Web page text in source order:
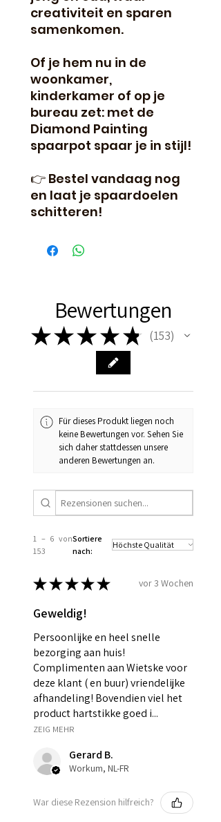
creativiteit en sparen
samenkomen.
Of je hem nu in de
woonkamer,
kinderkamer of op je
bureau zet: met de
Diamond Painting
spaarpot spaar je in stijl!
👉 Bestel vandaag nog
en laat je spaardoelen
schitteren!
Bewertungen
★★★ ★ ★ 153
153
Für dieses Produkt liegen noch
keine Bewertungen vor. Sehen Sie
sich daher stattdessen unsere
anderen Bewertungen an.
1 – 6 von
153
Sortiere
nach:
★★★★★ vor 3 Wochen
Geweldig!
Persoonlijke en heel snelle
bezorging aan huis!
Complimenten aan Wietske voor
deze klant ( en buur) vriendelijke
afhandeling! Bovendien viel het
product hartstikke goed i...
ZEIG MEHR
Gerard B.
Workum, NL-FR
War diese Rezension hilfreich?